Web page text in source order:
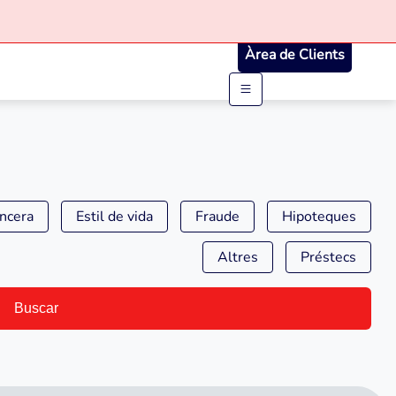
Àrea de Clients
Estil de vida Fraude Hipoteques
Altres Préstecs
Buscar